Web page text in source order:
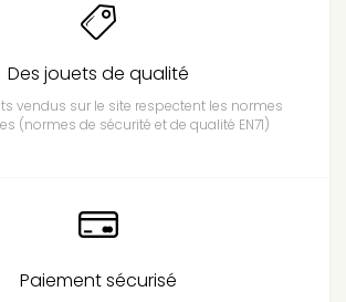
Des jouets de qualité
vendus sur le site respectent les normes
(normes de sécurité et de qualité EN71)
Paiement sécurisé